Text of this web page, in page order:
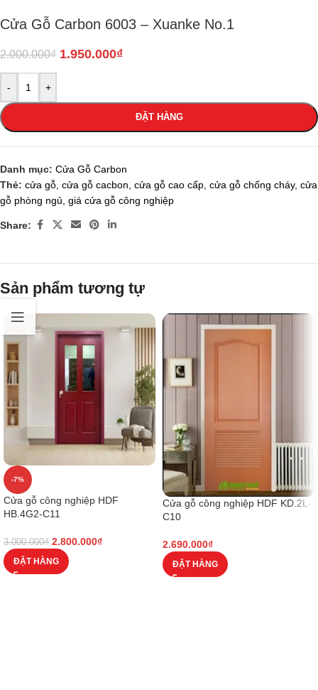
Cửa Gỗ Carbon 6003 – Xuanke No.1
2.000.000₫ 1.950.000₫
- +
ĐẶT HÀNG
Danh mục: Cửa Gỗ Carbon
Thẻ: cửa gỗ cửa gỗ cacbon cửa gỗ cao cấp cửa gỗ chống cháy, cửa
gỗ phòng ngủ giá cửa gỗ công nghiệp
Share:
Sản phẩm tương tự
-7%
Cửa gỗ công nghiệp HDF
HB.4G2-C11
3.000.000₫ 2.800.000₫
ĐẶT HÀNG
Cửa gỗ công nghiệp HDF KD.2L-
C10
2.690.000₫
ĐẶT HÀNG